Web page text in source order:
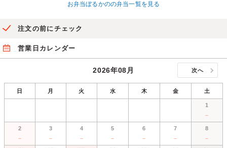
お弁当ぼるかのの弁当一覧を見る
注文の前にチェック
営業日カレンダー
2026年08月 次へ
日 月 火 水 木 金 土
1
－
2
－
3
－
4
－
5
－
6
－
7
－
8
－